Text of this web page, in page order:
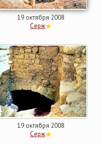
19 октября 2008
Серж
19 октября 2008
Серж